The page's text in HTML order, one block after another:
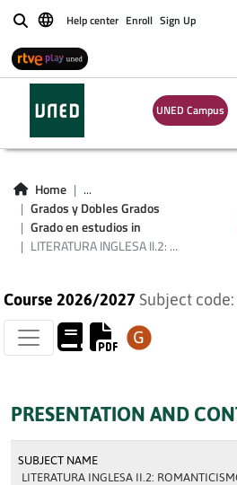
BuscarHelp center Enroll Sign Up
UNED Campus
Home
...
Grados y Dobles Grados
Grado en estudios in
LITERATURA INGLESA II.2: ...
LITERATURA
INGLESA
ÉPOCA
Course 2026/2027 Subject
PRESENTATION AND
SUBJECT NAME
LITERATURA INGLESA II.2: